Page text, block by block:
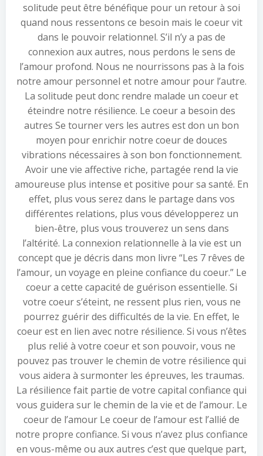
solitude peut être bénéfique pour un retour à soi
quand nous ressentons ce besoin mais le coeur vit
dans le pouvoir relationnel. S’il n’y a pas de
connexion aux autres, nous perdons le sens de
l’amour profond. Nous ne nourrissons pas à la fois
notre amour personnel et notre amour pour l’autre.
La solitude peut donc rendre malade un coeur et
éteindre notre résilience. Le coeur a besoin des
autres Se tourner vers les autres est don un bon
moyen pour enrichir notre coeur de douces
vibrations nécessaires à son bon fonctionnement.
Avoir une vie affective riche, partagée rend la vie
amoureuse plus intense et positive pour sa santé. En
effet, plus vous serez dans le partage dans vos
différentes relations, plus vous développerez un
bien-être, plus vous trouverez un sens dans
l’altérité. La connexion relationnelle à la vie est un
concept que je décris dans mon livre “Les 7 rêves de
l’amour, un voyage en pleine confiance du coeur.” Le
coeur a cette capacité de guérison essentielle. Si
votre coeur s’éteint, ne ressent plus rien, vous ne
pourrez guérir des difficultés de la vie. En effet, le
coeur est en lien avec notre résilience. Si vous n’êtes
plus relié à votre coeur et son pouvoir, vous ne
pouvez pas trouver le chemin de votre résilience qui
vous aidera à surmonter les épreuves, les traumas.
La résilience fait partie de votre capital confiance qui
vous guidera sur le chemin de la vie et de l’amour. Le
coeur de l’amour Le coeur de l’amour est l’allié de
notre propre confiance. Si vous n’avez plus confiance
en vous-même ou aux autres c’est que quelque part,